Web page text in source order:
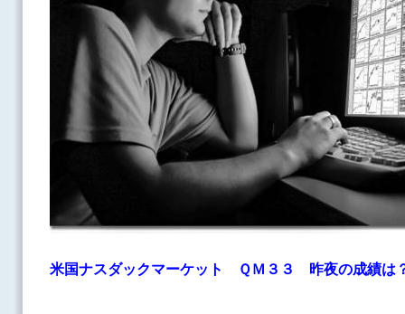
米国ナスダックマーケット ＱＭ３３ 昨夜の成績は